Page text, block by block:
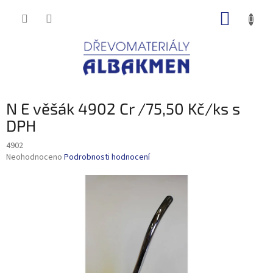
N E věšák 4902 Cr /75,50 Kč/ks s
DPH
4902
Průměrné
Neohodnoceno Podrobnosti hodnocení